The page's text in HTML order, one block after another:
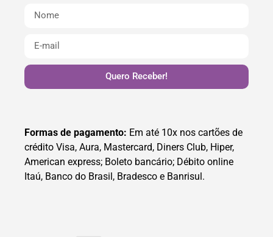
Quero Receber!
Formas de pagamento: Em até 10x nos cartões de
crédito Visa, Aura, Mastercard, Diners Club, Hiper,
American express; Boleto bancário; Débito online
Itaú, Banco do Brasil, Bradesco e Banrisul.